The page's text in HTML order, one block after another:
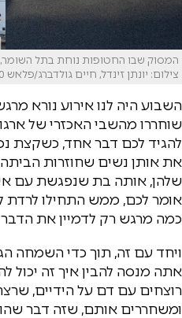
המסוק שבו החטופות נוחת בתל
צילום: יונתן זינדל, חיים גולדברג/פלאש 90
השבוע היה לנו אירוע נורא
שוחררו מהשבי האכזרי של
להגיד לכם דבר אחד, כשקצת
את אותן נשים שחוזרות
שלהן, אותה בת שנפגשת עם
אומר לכם, ממש התחילו לרדת
כמה מרגש רק לדמיין את הדבר
ויחד עם זה, תוך כדי השמחה
אתה מנסה להבין איך זה יכול
רוצחים עם דם על הידיים,
ומשחררים אותם, שזה דבר